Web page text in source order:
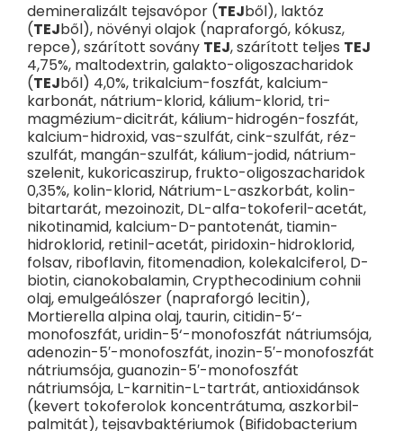
Tejzsír: 3,15 g/100 g; 0,45 g/100 ml
% = jövedelmi referenciaérték
100mlBeggs 3= 90 ml víz + 3 csapott adagolókanál (13,5 g
por).
Ajánlott adagolás: 1 igazított adagolókanál (4,5 g por) 30 ml
vízhez, ami 90 kJ-nak (22 kcal) felel meg.
A táblázat tájékoztató jellegű, kövesse a gyermek igényeit és
demineralizált tejsavópor (TEJből), laktóz
(TEJből), növényi olajok (napraforgó, kókusz,
repce), szárított sovány TEJ, szárított teljes TEJ
4,75%, maltodextrin, galakto-oligoszacharidok
(TEJből) 4,0%, trikalcium-foszfát, kalcium-
karbonát, nátrium-klorid, kálium-klorid, tri-
magmézium-dicitrát, kálium-hidrogén-foszfát,
kalcium-hidroxid, vas-szulfát, cink-szulfát, réz-
szulfát, mangán-szulfát, kálium-jodid, nátrium-
szelenit, kukoricaszirup, frukto-oligoszacharidok
0,35%, kolin-klorid, Nátrium-L-aszkorbát, kolin-
bitartarát, mezoinozit, DL-alfa-tokoferil-acetát,
nikotinamid, kalcium-D-pantotenát, tiamin-
hidroklorid, retinil-acetát, piridoxin-hidroklorid,
folsav, riboflavin, fitomenadion, kolekalciferol, D-
biotin, cianokobalamin, Crypthecodinium cohnii
olaj, emulgeálószer (napraforgó lecitin),
Mortierella alpina olaj, taurin, citidin-5‘-
monofoszfát, uridin-5‘-monofoszfát nátriumsója,
adenozin-5′-monofoszfát, inozin-5′-monofoszfát
nátriumsója, guanozin-5′-monofoszfát
nátriumsója, L-karnitin-L-tartrát, antioxidánsok
(kevert tokoferolok koncentrátuma, aszkorbil-
palmitát), tejsavbaktériumok (Bifidobacterium